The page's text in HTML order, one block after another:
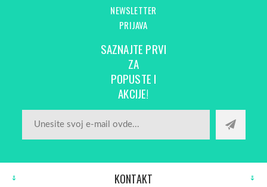
NEWSLETTER
PRIJAVA
SAZNAJTE PRVI
ZA
POPUSTE I
AKCIJE!
KONTAKT